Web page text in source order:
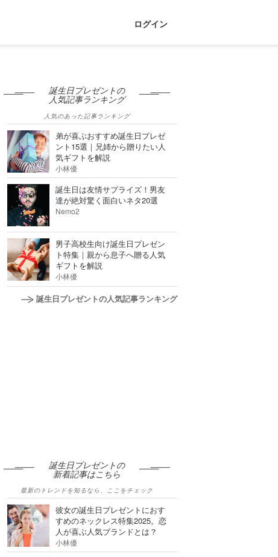
ログイン
誕生日プレゼントの
人気記事ランキング
人気のあった記事ランキング
弟が喜ぶおすすめ誕生日プレゼ
ント15選｜兄姉から贈りたい人
気ギフトを解説
小林優
誕生日は友情サプライズ！男友
達が絶対驚く面白いネタ20選
Nemo2
男子高校生向け誕生日プレゼン
ト特集｜親から息子へ贈る人気
ギフトを解説
小林優
誕生日プレゼントの人気記事ランキング
誕生日プレゼントの
新着記事はこちら
最新のトレンドを知るなら、ここをチェック
彼女の誕生日プレゼントにおす
すめのネックレス特集2025。恋
人が喜ぶ人気ブランドとは？
小林優